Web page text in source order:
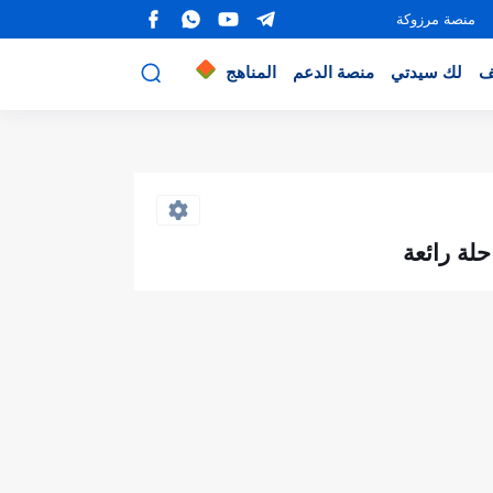
منصة مرزوكة
لك سيدتي منصة الدعم المناهج
رائعة